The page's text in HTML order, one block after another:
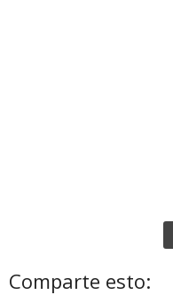
Comparte esto: